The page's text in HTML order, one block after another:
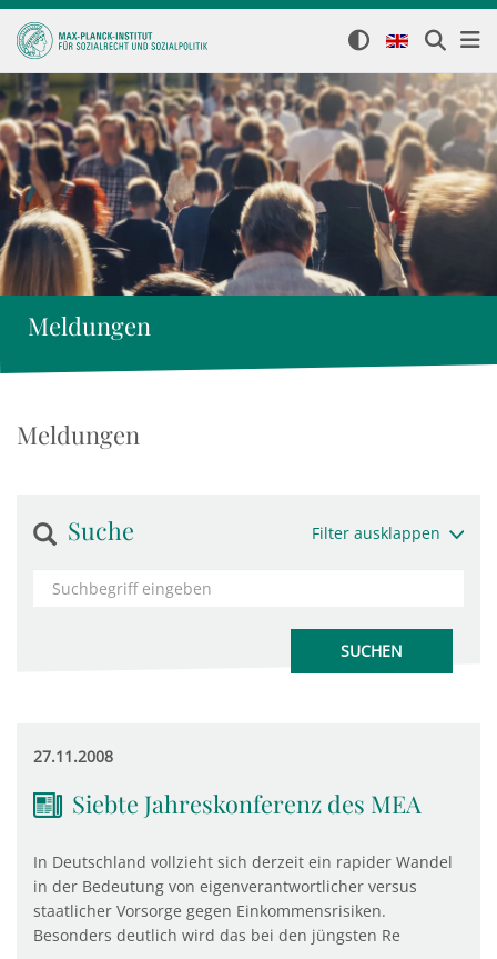
Meldungen
Meldungen
Suche Filter ausklappen
27.11.2008
Siebte Jahreskonferenz des MEA
In Deutschland vollzieht sich derzeit ein rapider Wandel
in der Bedeutung von eigenverantwortlicher versus
staatlicher Vorsorge gegen Einkommensrisiken.
Besonders deutlich wird das bei den jüngsten Re